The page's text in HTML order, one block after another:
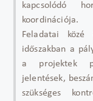
kapcsolódó
koordinációja.
Feladatai közé
időszakban a
a projektek
jelentések,
szükséges